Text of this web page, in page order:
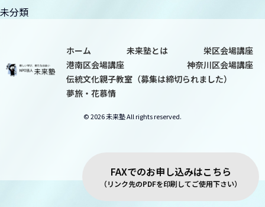
未分類
ホーム 未来塾とは
栄区会場講座
港南区会場講座
神奈川区会場講座
伝統文化親子教室（募集は締切られました）
夢旅・花慕情
© 2026 未来塾 All rights reserved.
FAXでのお申し込みはこちら
（リンク先のPDFを印刷してご使用下さい）